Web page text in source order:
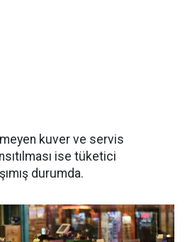
kuver ve servis
ise tüketici
durumda.